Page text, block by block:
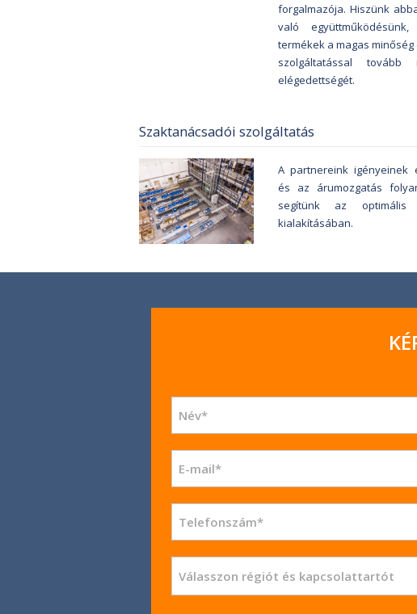
forgalmazója. Hiszünk
való
termékek a magas
szolgáltatással tovább
elégedettségét.
Szaktanácsadói szolgáltatás
A partnereink igényeinek
és az árumozgatás
segítünk az optimális
kialakításában.